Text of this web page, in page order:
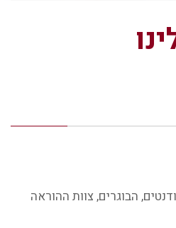
הבוגרים, צוות ההוראה